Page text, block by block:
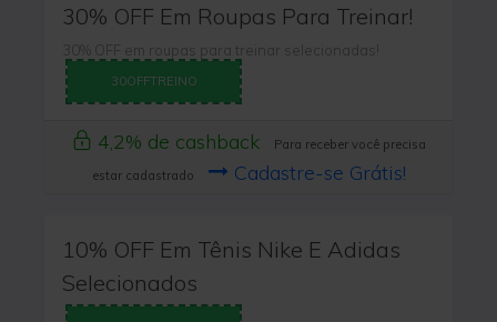
30% OFF Em Roupas Para Treinar!
30% OFF em roupas para treinar selecionadas!
30OFFTREINO
4,2% de cashback
Para receber você precisa
estar cadastrado
Cadastre-se Grátis!
10% OFF Em Tênis Nike E Adidas
Selecionados